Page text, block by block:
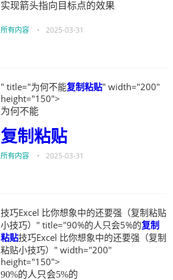
实现箭头指向目标点的效果
所有内容 • 2025-03-31
" title="为何不能复制粘贴" width="200"
height="150">
为何不能
复制粘贴
所有内容 • 2025-03-31
技巧Excel 比你想象中的还要强（复制粘贴
小技巧）" title="90%的人只会5%的复制
粘贴技巧Excel 比你想象中的还要强（复制
粘贴小技巧）" width="200"
height="150">
90%的人只会5%的